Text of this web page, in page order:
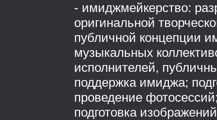
- имиджмейкерство:
оригинальной
публичной концепции
музыкальных
исполнителей,
поддержка имиджа;
проведение
подготовка